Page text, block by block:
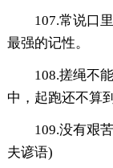
107.常说口里
最强的记性。
108.搓绳不能
中，起跑还不算
109.没有艰苦
夫谚语)